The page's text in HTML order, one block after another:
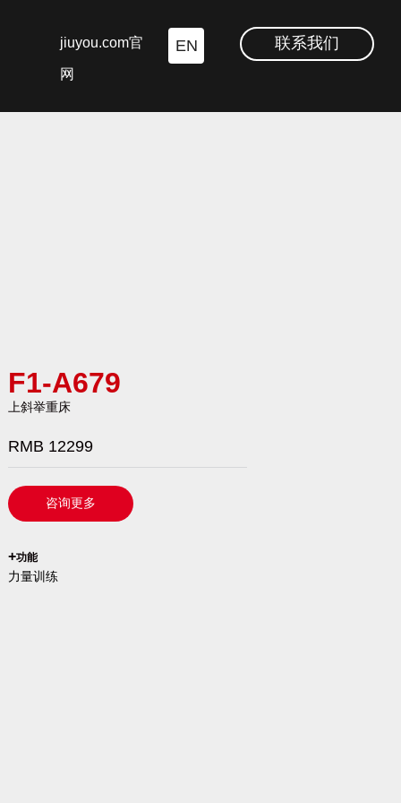
jiuyou.com官
网
EN 联系我们
F1-A679
上斜举重床
RMB 12299
咨询更多
`
+功能
力量训练